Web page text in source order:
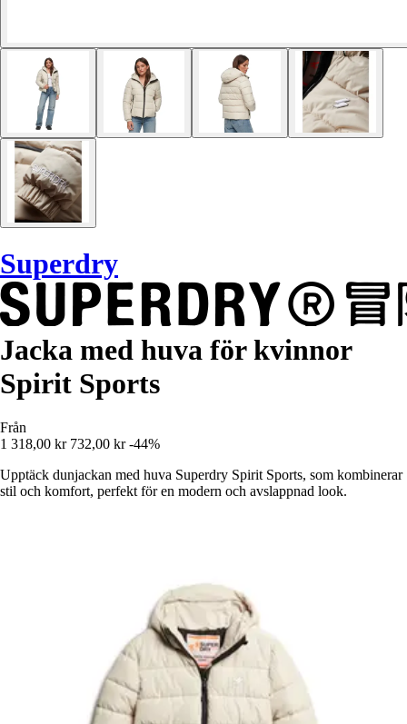
Superdry
Jacka med huva för kvinnor
Spirit Sports
Från
1 318,00 kr 732,00 kr -44%
Upptäck dunjackan med huva Superdry Spirit Sports, som kombinerar
stil och komfort, perfekt för en modern och avslappnad look.